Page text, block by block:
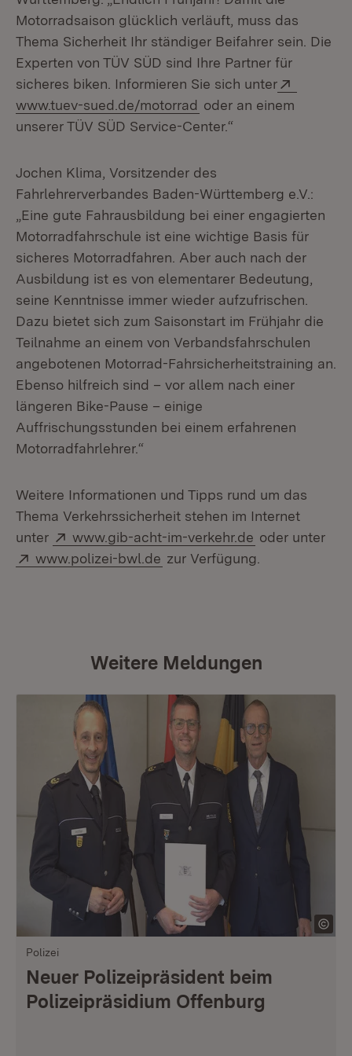
Motorradsaison glücklich verläuft, muss das
Thema Sicherheit Ihr ständiger Beifahrer sein. Die
Experten von TÜV SÜD sind Ihre Partner für
sicheres biken. Informieren Sie sich unter
www.tuev-sued.de/motorrad oder an einem
unserer TÜV SÜD Service-Center.“
Jochen Klima, Vorsitzender des
Fahrlehrerverbandes Baden-Württemberg e.V.:
„Eine gute Fahrausbildung bei einer engagierten
Motorradfahrschule ist eine wichtige Basis für
sicheres Motorradfahren. Aber auch nach der
Ausbildung ist es von elementarer Bedeutung,
seine Kenntnisse immer wieder aufzufrischen.
Dazu bietet sich zum Saisonstart im Frühjahr die
Teilnahme an einem von Verbandsfahrschulen
angebotenen Motorrad-Fahrsicherheitstraining an.
Ebenso hilfreich sind – vor allem nach einer
längeren Bike-Pause – einige
Auffrischungsstunden bei einem erfahrenen
Motorradfahrlehrer.“
Weitere Informationen und Tipps rund um das
Thema Verkehrssicherheit stehen im Internet
unter
Extern:
www.gib-acht-im-verkehr.de oder unter
Extern:
www.polizei-bwl.de zur Verfügung.
Weitere Meldungen
Polizei
Neuer Polizeipräsident beim
Polizeipräsidium Offenburg